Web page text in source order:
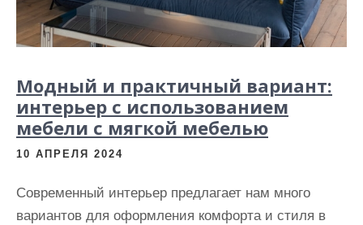
Модный и практичный вариант:
интерьер с использованием
мебели с мягкой мебелью
10 АПРЕЛЯ 2024
Современный интерьер предлагает нам много
вариантов для оформления комфорта и стиля в